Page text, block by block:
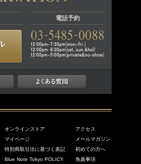
電話予約
オンラインストア
マイページ
特別商取引法に基づく表記
Blue Note Tokyo POLICY
アクセス
メールマガジン
初めての方へ
免責事項